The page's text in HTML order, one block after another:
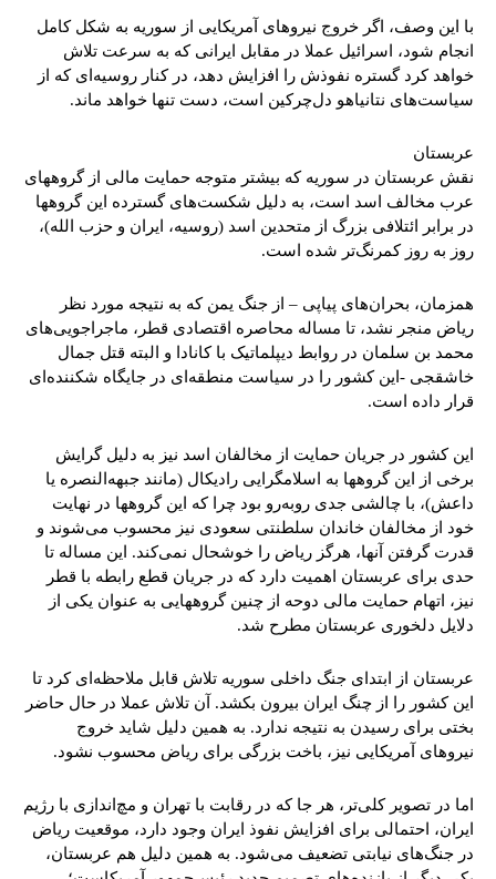
با این وصف، اگر خروج نیروهای آمریکایی از سوریه به شکل کامل
انجام شود، اسرائیل عملا در مقابل ایرانی که به سرعت تلاش
خواهد کرد گستره نفوذش را افزایش دهد، در کنار روسیه‌ای که از
سیاست‌های نتانیاهو دل‌چرکین است، دست تنها خواهد ماند.
عربستان
نقش عربستان در سوریه که بیشتر متوجه حمایت مالی از گروههای
عرب مخالف اسد است، به دلیل شکست‌های گسترده این گروهها
در برابر ائتلافی بزرگ از متحدین اسد (روسیه، ایران و حزب الله)،
روز به روز کمرنگ‌تر شده است.
همزمان، بحران‌های پیاپی – از جنگ یمن که به نتیجه مورد نظر
ریاض منجر نشد، تا مساله محاصره اقتصادی قطر، ماجراجویی‌های
محمد بن سلمان در روابط دیپلماتیک با کانادا و البته قتل جمال
خاشقجی -این کشور را در سیاست منطقه‌ای در جایگاه شکننده‌ای
قرار داده است.
این کشور در جریان حمایت از مخالفان اسد نیز به دلیل گرایش
برخی از این گروهها به اسلامگرایی رادیکال (مانند جبهه‌النصره یا
داعش)، با چالشی جدی روبه‌رو بود چرا که این گروهها در نهایت
خود از مخالفان خاندان سلطنتی سعودی نیز محسوب می‌شوند و
قدرت گرفتن آنها، هرگز ریاض را خوشحال نمی‌کند. این مساله تا
حدی برای عربستان اهمیت دارد که در جریان قطع رابطه با قطر
نیز، اتهام حمایت مالی دوحه از چنین گروههایی به عنوان یکی از
دلایل دلخوری عربستان مطرح شد.
عربستان از ابتدای جنگ داخلی سوریه تلاش قابل ملاحظه‌ای کرد تا
این کشور را از چنگ ایران بیرون بکشد. آن تلاش عملا در حال حاضر
بختی برای رسیدن به نتیجه ندارد. به همین دلیل شاید خروج
نیروهای آمریکایی نیز، باخت بزرگی برای ریاض محسوب نشود.
اما در تصویر کلی‌تر، هر جا که در رقابت با تهران و مچ‌اندازی با رژیم
ایران، احتمالی برای افزایش نفوذ ایران وجود دارد، موقعیت ریاض
در جنگ‌های نیابتی تضعیف می‌شود. به همین دلیل هم عربستان،